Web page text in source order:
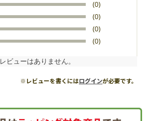
(0)
(0)
(0)
(0)
レビューはありません。
※レビューを書くにはログインが必要です。